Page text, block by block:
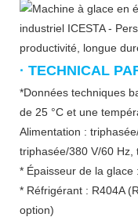
· TECHNICAL
*Données techniques
de 25 °C et une
Alimentation :
triphasée/380 V/60 Hz,
* Épaisseur de la glace
* Réfrigérant : R404A
option)